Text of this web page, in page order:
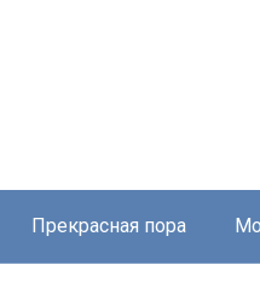
Прекрасная пора